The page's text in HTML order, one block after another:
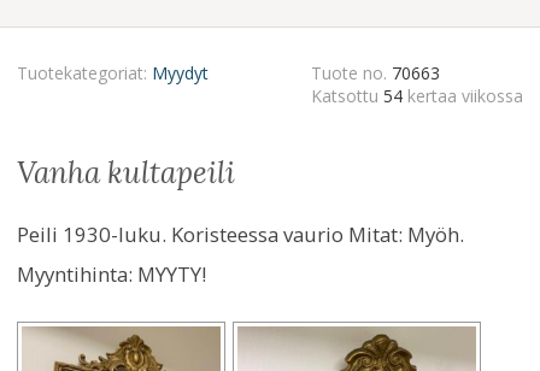
Tuotekategoriat: Myydyt Tuote no. 70663
Katsottu 54 kertaa viikossa
vanha kultapeili
Peili 1930-luku. Koristeessa vaurio Mitat: Myöh.
Myyntihinta: MYYTY!